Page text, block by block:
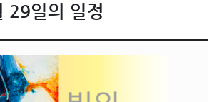
29일의 일정